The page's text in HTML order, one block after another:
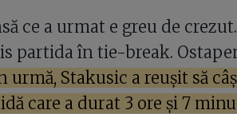
ce a urmat e greu de
partida în tie-break.
urmă, Stakusic a reușit să
care a durat 3 ore și 7